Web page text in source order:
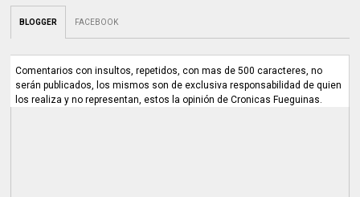
BLOGGER FACEBOOK
Comentarios con insultos, repetidos, con mas de 500 caracteres, no
serán publicados, los mismos son de exclusiva responsabilidad de quien
los realiza y no representan, estos la opinión de Cronicas Fueguinas.